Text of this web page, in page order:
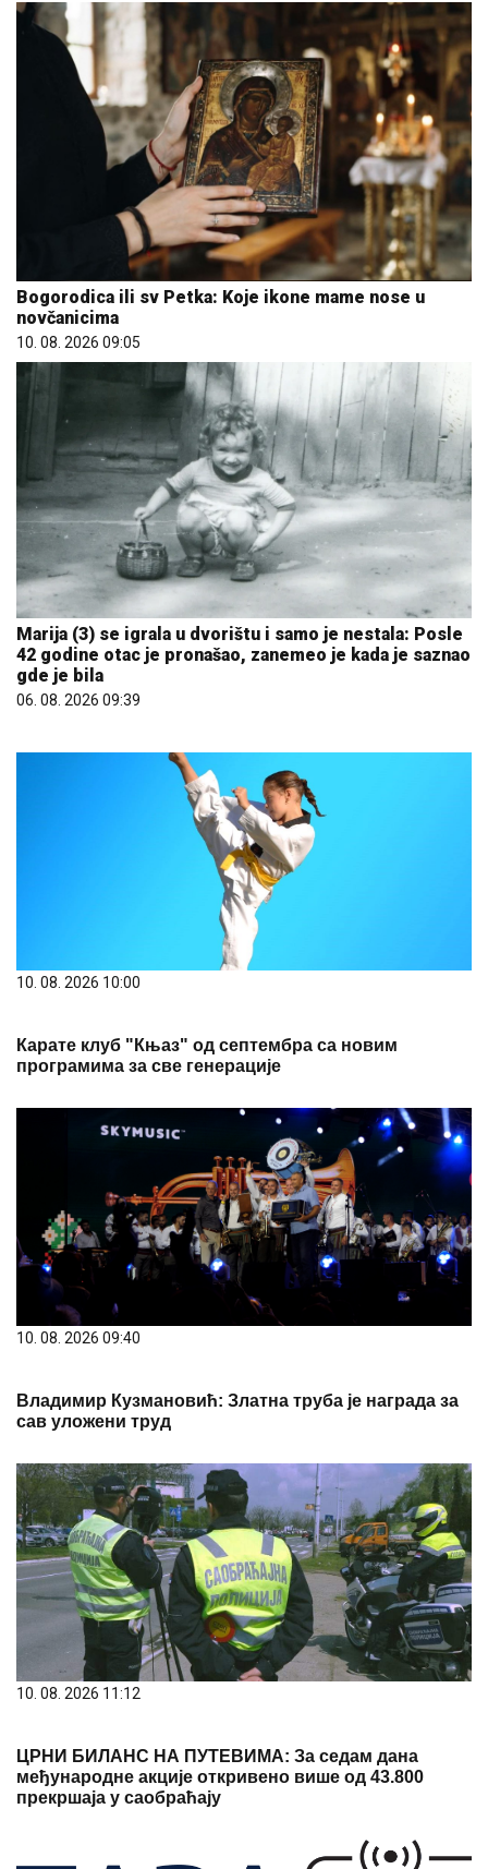
Bogorodica ili sv Petka: Koje ikone mame nose u
novčanicima
10. 08. 2026 09:05
Marija (3) se igrala u dvorištu i samo je nestala: Posle
42 godine otac je pronašao, zanemeo je kada je saznao
gde je bila
06. 08. 2026 09:39
10. 08. 2026 10:00
Карате клуб "Књаз" од септембра са новим
програмима за све генерације
10. 08. 2026 09:40
Владимир Кузмановић: Златна труба је награда за
сав уложени труд
10. 08. 2026 11:12
ЦРНИ БИЛАНС НА ПУТЕВИМА: За седам дана
међународне акције откривено више од 43.800
прекршаја у саобраћају